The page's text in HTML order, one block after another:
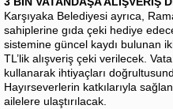
Karşıyaka Belediyesi ayrıca,
sahiplerine gıda çeki hediye
sistemine güncel kaydı bulunan
TL’lik alışveriş çeki verilecek.
kullanarak ihtiyaçları
Hayırseverlerin katkılarıyla
ailelere ulaştırılacak.